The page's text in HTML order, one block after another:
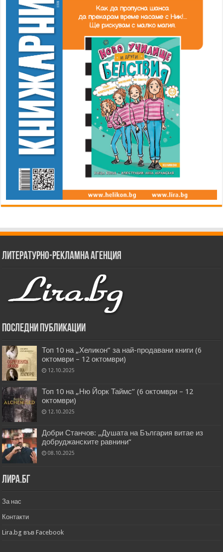
Литературно-рекламна агенция
Последни публикации
Топ 10 на „Хеликон” за най-продавани книги (6
октомври – 12 октомври)
12.10.2025
Топ 10 на „Ню Йорк Таймс” (6 октомври – 12
октомври)
12.10.2025
Добри Станчов: „Душата на България витае из
добруджанските равнини“
08.10.2025
Лира.бг
За нас
Контакти
Lira.bg във Facebook